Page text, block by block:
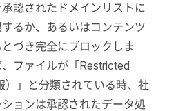
認されたドメインリストに
るか、あるいはコンテンツ
づき完全にブロックしま
ファイルが「Restricted
）」と分類されている時、社
ョンは承認されたデータ処